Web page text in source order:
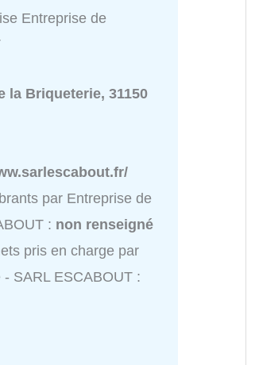
Entreprise de
la Briqueterie, 31150
par Entreprise de
: non renseigné
pris en charge par
SARL ESCABOUT :